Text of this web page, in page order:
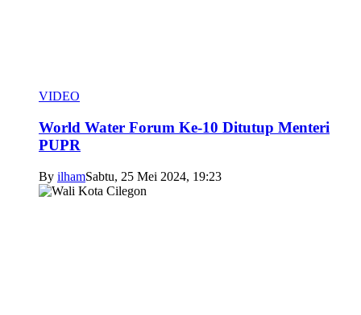
VIDEO
World Water Forum Ke-10 Ditutup Menteri
PUPR
By ilhamSabtu, 25 Mei 2024, 19:23